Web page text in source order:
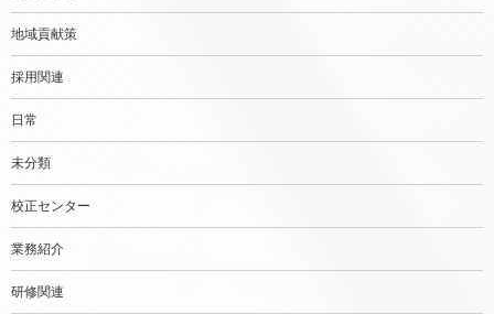
地域貢献策
採用関連
日常
未分類
校正センター
業務紹介
研修関連